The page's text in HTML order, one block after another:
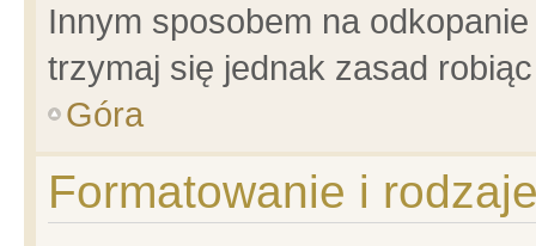
Innym sposobem na
trzymaj się jednak zasad
Góra
Formatowanie i